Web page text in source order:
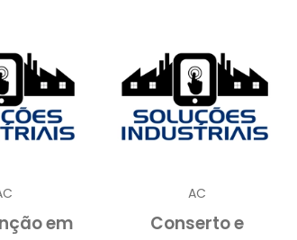
da manutenção de chiller
industriais e comerciais onde
são responsáveis por remover
manutenção adequada, os chillers
em
AC
Conserto e